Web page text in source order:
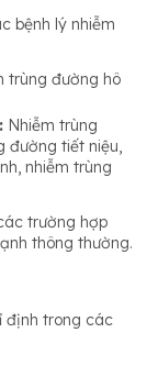
bệnh lý nhiễm
trùng đường hô
Nhiễm trùng
đường tiết niệu,
nhiễm trùng
trường hợp
thông thường.
định trong các